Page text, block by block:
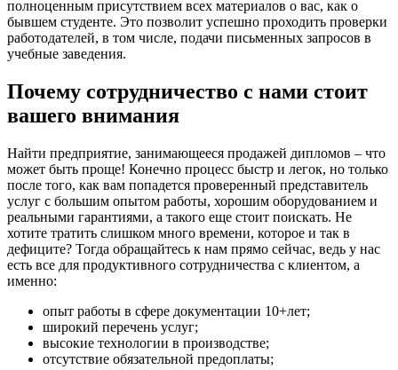
полноценным присутствием всех материалов о вас, как о
бывшем студенте. Это позволит успешно проходить проверки
работодателей, в том числе, подачи письменных запросов в
учебные заведения.
Почему сотрудничество с нами стоит
вашего внимания
Найти предприятие, занимающееся продажей дипломов – что
может быть проще! Конечно процесс быстр и легок, но только
после того, как вам попадется проверенный представитель
услуг с большим опытом работы, хорошим оборудованием и
реальными гарантиями, а такого еще стоит поискать. Не
хотите тратить слишком много времени, которое и так в
дефиците? Тогда обращайтесь к нам прямо сейчас, ведь у нас
есть все для продуктивного сотрудничества с клиентом, а
именно:
опыт работы в сфере документации 10+лет;
широкий перечень услуг;
высокие технологии в производстве;
отсутствие обязательной предоплаты;